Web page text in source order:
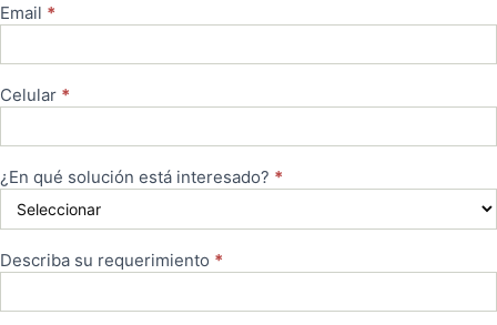
Email *
Celular *
¿En qué solución está interesado? *
Describa su requerimiento *